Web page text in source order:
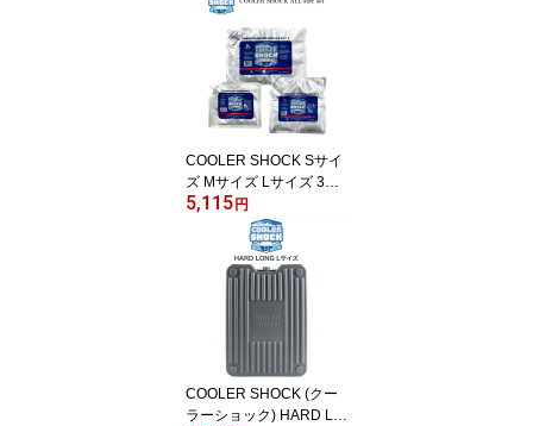
ャラクタージャガードプ
ルオーバー&ハーフパン
ツセット pmnt262012set
pmnp262013 スターウォ
ーズ コラボ ジェラピケ
上下セット
COOLER SHOCK Sサイ
ズ Mサイズ Lサイズ 3個
セット(クーラーショッ
ク) 保冷剤 繰り返し使用
可 キャンプ アウトドア
釣り レジャー クーラー
5,115 円
COOLER SHOCK (クー
ラーショック) HARD LO